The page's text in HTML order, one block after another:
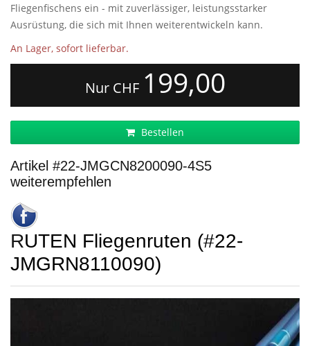
Fliegenfischens ein - mit zuverlässiger, leistungsstarker
Ausrüstung, die sich mit Ihnen weiterentwickeln kann.
An Lager, sofort lieferbar.
Nur CHF 199,00
Bestellen
Artikel #22-JMGCN8200090-4S5
weiterempfehlen
RUTEN Fliegenruten (#22-
JMGRN8110090)